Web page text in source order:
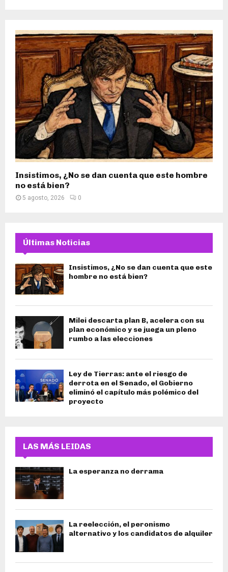
Insistimos, ¿No se dan cuenta que este hombre
no está bien?
5 agosto, 2026 0
Últimas Noticias
Insistimos, ¿No se dan cuenta que este
hombre no está bien?
Milei descarta plan B, acelera con su
plan económico y se juega un pleno
rumbo a las elecciones
Ley de Tierras: ante el riesgo de
derrota en el Senado, el Gobierno
eliminó el capítulo más polémico del
proyecto
LAS MÁS LEIDAS
La esperanza no derrama
La reelección, el peronismo
alternativo y los candidatos de alquiler